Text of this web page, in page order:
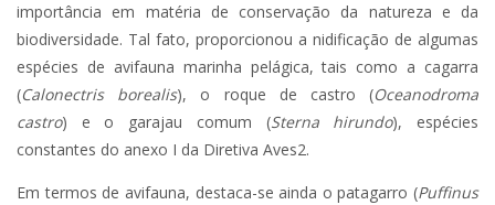
importância em matéria de conservação da natureza e da
biodiversidade. Tal fato, proporcionou a nidificação de algumas
espécies de avifauna marinha pelágica, tais como a cagarra
(Calonectris borealis), o roque de castro (Oceanodroma
castro) e o garajau comum (Sterna hirundo), espécies
constantes do anexo I da Diretiva Aves2.
Em termos de avifauna, destaca-se ainda o patagarro (Puffinus